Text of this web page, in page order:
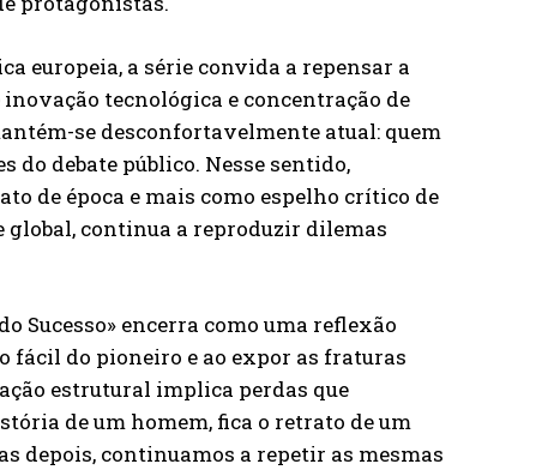
europeia, a série convida a repensar a
tecnológica e concentração de
se desconfortavelmente atual: quem
debate público. Nesse sentido,
de época e mais como espelho crítico de
global, continua a reproduzir dilemas
Sucesso» encerra como uma reflexão
fácil do pioneiro e ao expor as fraturas
estrutural implica perdas que
de um homem, fica o retrato de um
depois, continuamos a repetir as mesmas